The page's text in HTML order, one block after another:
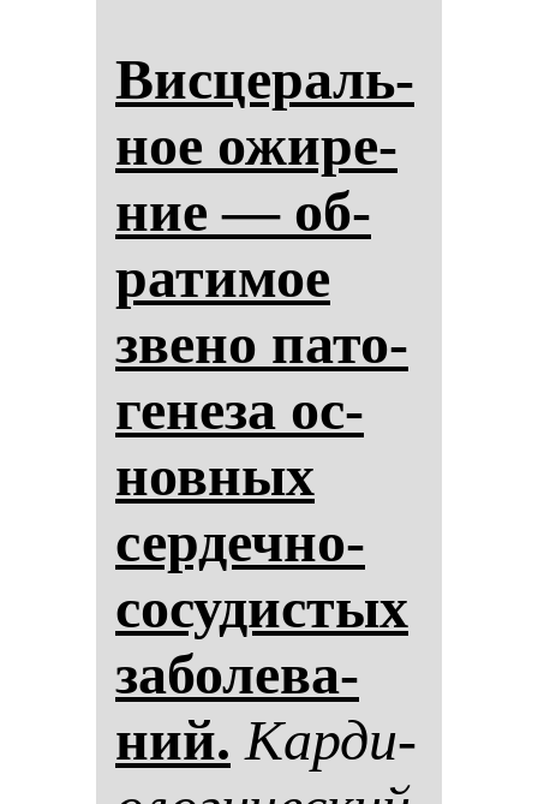
Вис­це­раль­
ное ожи­ре­
ние — об­
ра­ти­мое
зве­но па­то­
ге­не­за ос­
нов­ных
сер­деч­но-
со­су­дис­тых
за­бо­ле­ва­
ний. Кар­ди­